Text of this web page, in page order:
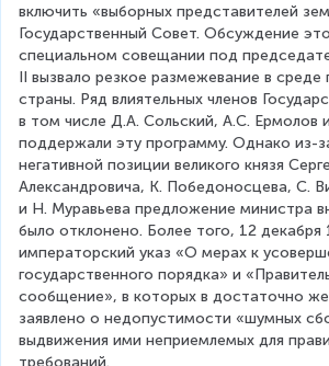
включить «выборных представителей
Государственный Совет. Обсуждение
специальном совещании под
II вызвало резкое размежевание в среде
страны. Ряд влиятельных членов
в том числе Д.А. Сольский, А.С. Ермолов
поддержали эту программу. Однако из-
негативной позиции великого князя
Александровича, К. Победоносцева, С.
и Н. Муравьева предложение министра
было отклонено. Более того, 12 декабря
императорский указ «О мерах к
государственного порядка» и
сообщение», в которых в достаточно
заявлено о недопустимости «шумных
выдвижения ими неприемлемых для
требований.